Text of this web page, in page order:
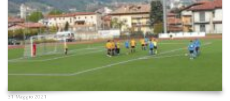
31 Maggio 2021